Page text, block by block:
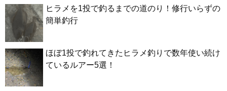
ヒラメを1投で釣るまでの道のり！修行いらずの
簡単釣行
ほぼ1投で釣れてきたヒラメ釣りで数年使い続け
ているルアー5選！